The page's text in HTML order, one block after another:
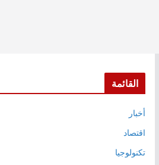
القائمة
أخبار
اقتصاد
تكنولوجيا